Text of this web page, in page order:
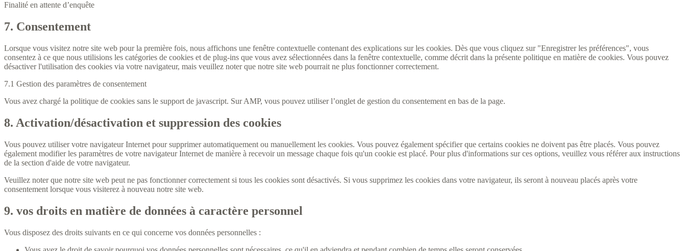
Finalité en attente d’enquête
7. Consentement
Lorsque vous visitez notre site web pour la première fois, nous affichons une fenêtre contextuelle contenant des explications sur les cookies. Dès que vous cliquez sur "Enregistrer les préférences", vous
consentez à ce que nous utilisions les catégories de cookies et de plug-ins que vous avez sélectionnées dans la fenêtre contextuelle, comme décrit dans la présente politique en matière de cookies. Vous pouvez
désactiver l'utilisation des cookies via votre navigateur, mais veuillez noter que notre site web pourrait ne plus fonctionner correctement.
7.1 Gestion des paramètres de consentement
Vous avez chargé la politique de cookies sans le support de javascript. Sur AMP, vous pouvez utiliser l’onglet de gestion du consentement en bas de la page.
8. Activation/désactivation et suppression des cookies
Vous pouvez utiliser votre navigateur Internet pour supprimer automatiquement ou manuellement les cookies. Vous pouvez également spécifier que certains cookies ne doivent pas être placés. Vous pouvez
également modifier les paramètres de votre navigateur Internet de manière à recevoir un message chaque fois qu'un cookie est placé. Pour plus d'informations sur ces options, veuillez vous référer aux instructions
de la section d'aide de votre navigateur.
Veuillez noter que notre site web peut ne pas fonctionner correctement si tous les cookies sont désactivés. Si vous supprimez les cookies dans votre navigateur, ils seront à nouveau placés après votre
consentement lorsque vous visiterez à nouveau notre site web.
9. vos droits en matière de données à caractère personnel
Vous disposez des droits suivants en ce qui concerne vos données personnelles :